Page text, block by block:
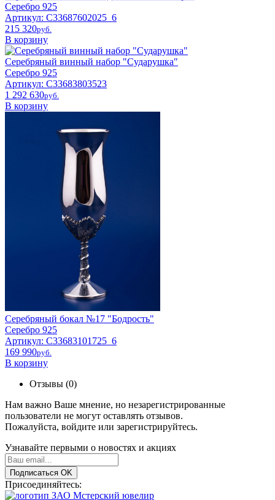
Серебро 925
Артикул: С33687602025_6
215 320pyб.
В корзину
Серебряный винный набор "Сударушка"
Серебро 925
Артикул: С33683803523
1 292 630pyб.
В корзину
Серебряный бокал №17 "Бодрость"
Серебро 925
Артикул: С33683101725_6
169 990pyб.
В корзину
Отзывы (0)
Нам важно Ваше мнение, но незарегистрированные
пользователи не могут оставлять отзывов.
Пожалуйста, войдите или зарегистрируйтесь.
Узнавайте первыми о новостях и акциях
Подписаться OK
Присоединяйтесь: